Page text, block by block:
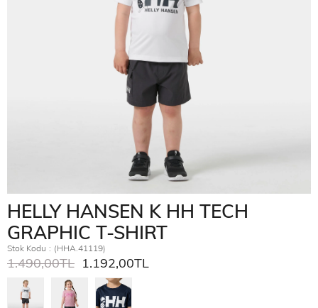
HELLY HANSEN K HH TECH
GRAPHIC T-SHIRT
Stok Kodu (HHA.41119)
1.490,00TL 1.192,00TL